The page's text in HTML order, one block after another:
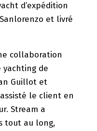
d’expédition
et livré
collaboration
yachting de
Guillot et
le client en
Stream a
tout au long,